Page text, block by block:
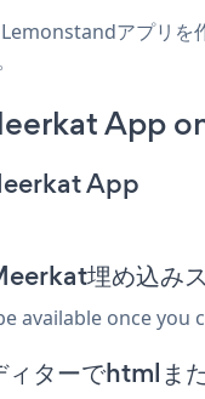
アプリを
App
App
埋め込み
available once you
ターでhtmlま